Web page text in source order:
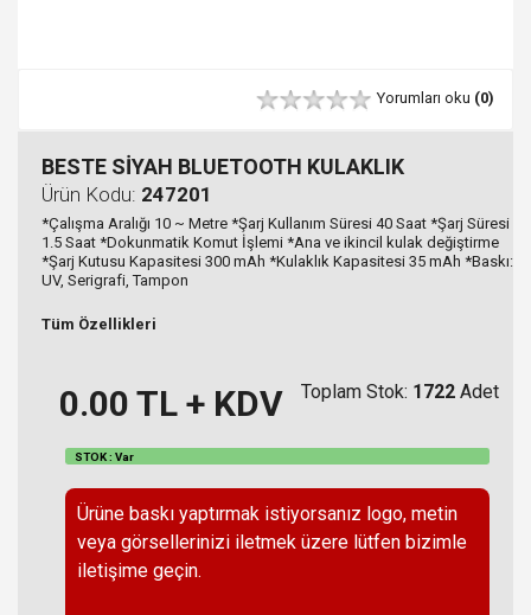
Yorumları oku (0)
BESTE SİYAH BLUETOOTH KULAKLIK
Ürün Kodu: 247201
*Çalışma Aralığı 10 ~ Metre *Şarj Kullanım Süresi 40 Saat *Şarj Süresi
1.5 Saat *Dokunmatik Komut İşlemi *Ana ve ikincil kulak değiştirme
*Şarj Kutusu Kapasitesi 300 mAh *Kulaklık Kapasitesi 35 mAh *Baskı:
UV, Serigrafi, Tampon
Tüm Özellikleri
0.00 TL + KDV Toplam Stok: 1722 Adet
STOK : Var
Ürüne baskı yaptırmak istiyorsanız logo, metin
veya görsellerinizi iletmek üzere lütfen bizimle
iletişime geçin.